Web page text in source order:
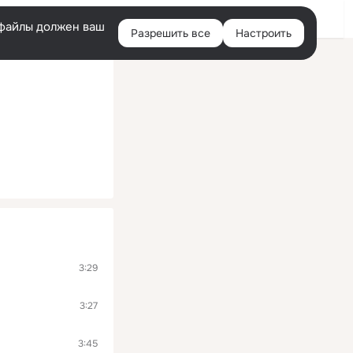
Войти
должен ваш
Разрешить все Настроить
3:29
3:27
3:45